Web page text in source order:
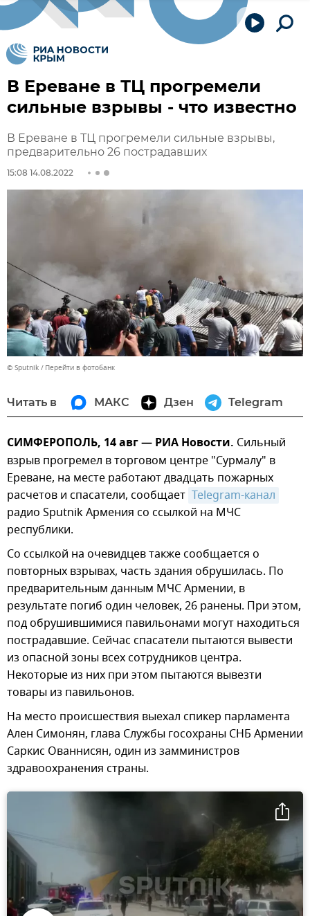
В Ереване в ТЦ прогремели
сильные взрывы - что известно
В Ереване в ТЦ прогремели сильные взрывы,
предварительно 26 пострадавших
15:08 14.08.2022
© Sputnik Перейти в фотобанк
Читать в МАКС Дзен Telegram
СИМФЕРОПОЛЬ, 14 авг — РИА Новости. Сильный
взрыв прогремел в торговом центре "Сурмалу" в
Ереване, на месте работают двадцать пожарных
расчетов и спасатели, сообщает Telegram-канал
радио Sputnik Армения со ссылкой на МЧС
республики.
Со ссылкой на очевидцев также сообщается о
повторных взрывах, часть здания обрушилась. По
предварительным данным МЧС Армении, в
результате погиб один человек, 26 ранены. При этом,
под обрушившимися павильонами могут находиться
пострадавшие. Сейчас спасатели пытаются вывести
из опасной зоны всех сотрудников центра.
Некоторые из них при этом пытаются вывезти
товары из павильонов.
На место происшествия выехал спикер парламента
Ален Симонян, глава Службы госохраны СНБ Армении
Саркис Ованнисян, один из замминистров
здравоохранения страны.